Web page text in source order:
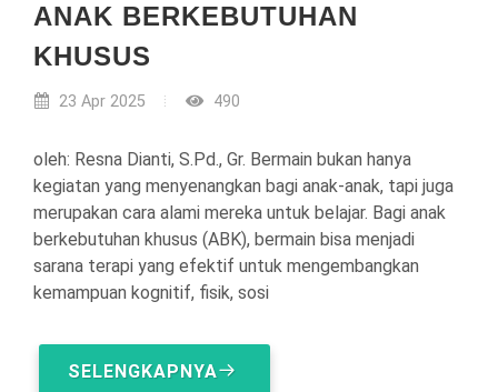
ANAK BERKEBUTUHAN
KHUSUS
23 Apr 2025 490
oleh: Resna Dianti, S.Pd., Gr. Bermain bukan hanya
kegiatan yang menyenangkan bagi anak-anak, tapi juga
merupakan cara alami mereka untuk belajar. Bagi anak
berkebutuhan khusus (ABK), bermain bisa menjadi
sarana terapi yang efektif untuk mengembangkan
kemampuan kognitif, fisik, sosi
SELENGKAPNYA